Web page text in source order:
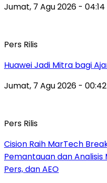
Jumat, 7 Agu 2026 - 04:14
Pers Rilis
Huawei Jadi Mitra bagi
Jumat, 7 Agu 2026 - 00:42
Pers Rilis
Cision Raih MarTech
Pemantauan dan Analisis
Pers, dan AEO